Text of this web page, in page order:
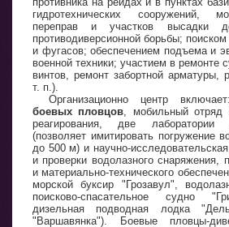
гидротехнических сооружений,
переправ и участков высадки
противодиверсионной борьбы;
и фугасов; обеспечением подъема и
военной техники; участием в ремонте
винтов, ремонт забортной арматуры,
т. п.).
Организационно центр
боевых пловцов, мобильный отряд
реагирования, две лаборатории
(позволяет имитировать погружение
до 500 м) и научно-
и проверки водолазного снаряжения,
и материально-технического
морской буксир "Грозавул",
поисково-спасательное судно
дизельная подводная лодка
"Варшавянка"). Боевые пловцы-